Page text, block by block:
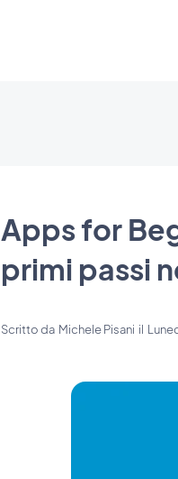
Apps for
primi passi
Scritto da Michele Pisani il